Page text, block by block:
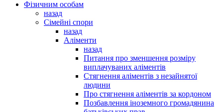
Фізичним особам
назад
Сімейні спори
назад
Аліменти
назад
Питання про зменшення розміру
виплачуваних аліментів
Стягнення аліментів з незайнятої
людини
Про стягнення аліментів за кордоном
Позбавлення іноземного громадянина